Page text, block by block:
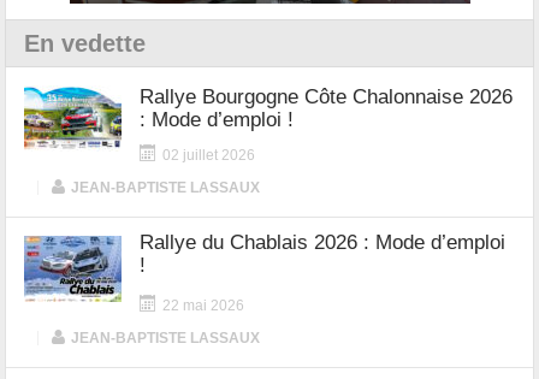
En vedette
Rallye Bourgogne Côte Chalonnaise 2026
: Mode d’emploi !
02 juillet 2026
JEAN-BAPTISTE LASSAUX
Rallye du Chablais 2026 : Mode d’emploi
!
22 mai 2026
JEAN-BAPTISTE LASSAUX